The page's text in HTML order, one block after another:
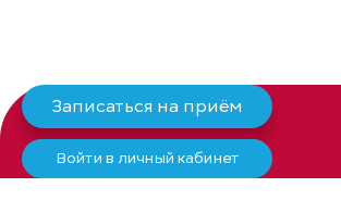
Записаться на приём
Войти в личный кабинет